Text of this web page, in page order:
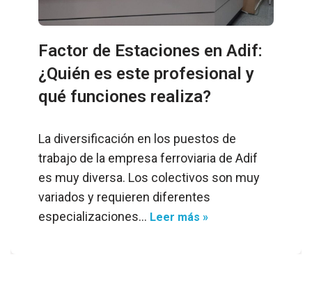
Factor de Estaciones en Adif:
¿Quién es este profesional y
qué funciones realiza?
La diversificación en los puestos de
trabajo de la empresa ferroviaria de Adif
es muy diversa. Los colectivos son muy
variados y requieren diferentes
especializaciones… Leer más »